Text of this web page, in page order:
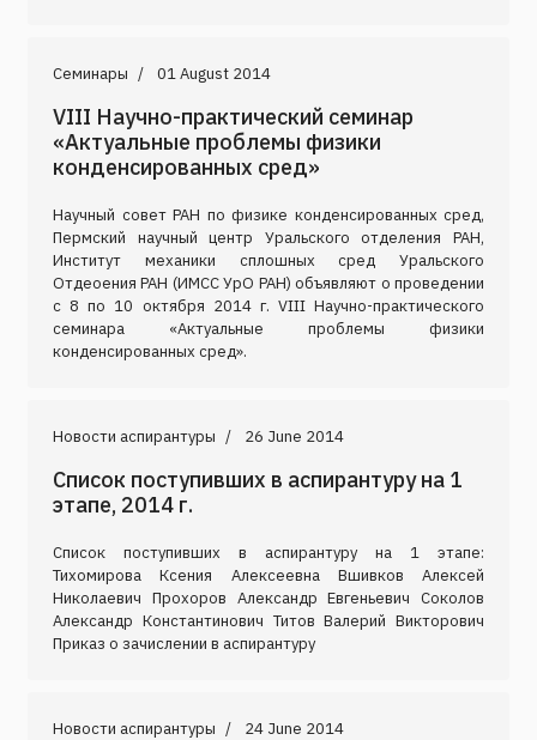
Семинары 01 August 2014
VIII Научно-практический семинар
«Актуальные проблемы физики
конденсированных сред»
Научный совет РАН по физике конденсированных сред,
Пермский научный центр Уральского отделения РАН,
Институт механики сплошных сред Уральского
Отдеоения РАН (ИМСС УрО РАН) объявляют о проведении
с 8 по 10 октября 2014 г. VIII Научно-практического
семинара «Актуальные проблемы физики
конденсированных сред».
Новости аспирантуры 26 June 2014
Список поступивших в аспирантуру на 1
этапе, 2014 г.
Список поступивших в аспирантуру на 1 этапе:
Тихомирова Ксения Алексеевна Вшивков Алексей
Николаевич Прохоров Александр Евгеньевич Соколов
Александр Константинович Титов Валерий Викторович
Приказ о зачислении в аспирантуру
Новости аспирантуры 24 June 2014